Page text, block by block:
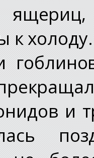
к холоду.
и